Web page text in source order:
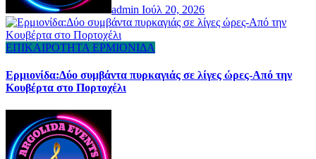
admin Ιούλ 20, 2026
ΕΠΙΚΑΙΡΟΤΗΤΑ ΕΡΜΙΟΝΙΔΑ
Ερμιονίδα:Δύο συμβάντα πυρκαγιάς σε λίγες ώρες-Από την
Κουβέρτα στο Πορτοχέλι